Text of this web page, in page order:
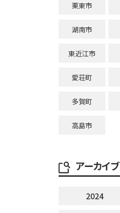
栗東市
湖南市
東近江市
愛荘町
多賀町
高島市
アーカイブ
2024